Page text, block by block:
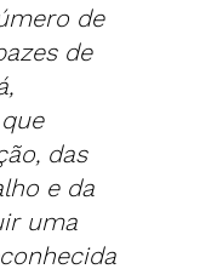
de
de
das
e da
uma